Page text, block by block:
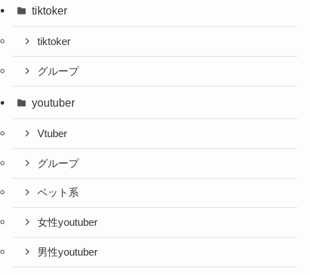
tiktoker
tiktoker
グループ
youtuber
Vtuber
グループ
ベット系
女性youtuber
男性youtuber